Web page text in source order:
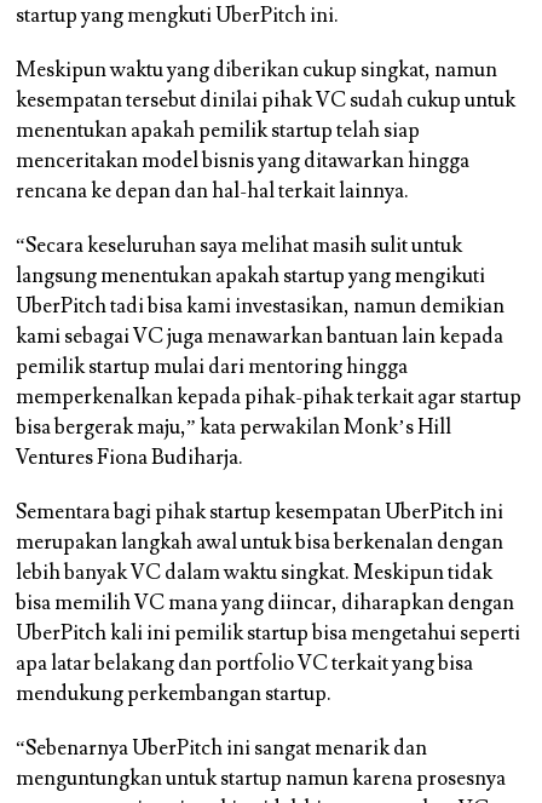
startup yang mengkuti UberPitch ini.
Meskipun waktu yang diberikan cukup singkat, namun
kesempatan tersebut dinilai pihak VC sudah cukup untuk
menentukan apakah pemilik startup telah siap
menceritakan model bisnis yang ditawarkan hingga
rencana ke depan dan hal-hal terkait lainnya.
“Secara keseluruhan saya melihat masih sulit untuk
langsung menentukan apakah startup yang mengikuti
UberPitch tadi bisa kami investasikan, namun demikian
kami sebagai VC juga menawarkan bantuan lain kepada
pemilik startup mulai dari mentoring hingga
memperkenalkan kepada pihak-pihak terkait agar startup
bisa bergerak maju,” kata perwakilan Monk’s Hill
Ventures Fiona Budiharja.
Sementara bagi pihak startup kesempatan UberPitch ini
merupakan langkah awal untuk bisa berkenalan dengan
lebih banyak VC dalam waktu singkat. Meskipun tidak
bisa memilih VC mana yang diincar, diharapkan dengan
UberPitch kali ini pemilik startup bisa mengetahui seperti
apa latar belakang dan portfolio VC terkait yang bisa
mendukung perkembangan startup.
“Sebenarnya UberPitch ini sangat menarik dan
menguntungkan untuk startup namun karena prosesnya